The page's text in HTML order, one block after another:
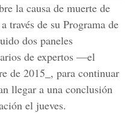
la causa de muerte de
través de su Programa de
dos paneles
de expertos —el
de 2015_, para continuar
llegar a una conclusión
el jueves.